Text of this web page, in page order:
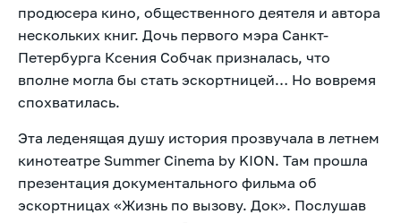
продюсера кино, общественного деятеля и автора
нескольких книг. Дочь первого мэра Санкт-
Петербурга Ксения Собчак призналась, что
вполне могла бы стать эскортницей… Но вовремя
спохватилась.
Эта леденящая душу история прозвучала в летнем
кинотеатре Summer Cinema by KION. Там прошла
презентация документального фильма об
эскортницах «Жизнь по вызову. Док». Послушав